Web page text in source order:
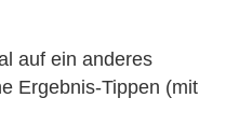
auf ein anderes
Ergebnis-Tippen (mit